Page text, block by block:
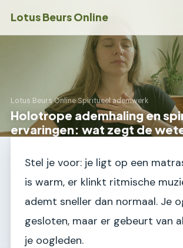
Lotus Beurs Online
Lotus Beurs Online›Spiritueel ademwerk
Holotrope ademhaling en
ervaringen: wat zegt de
Stel je voor: je ligt op een
is warm, er klinkt ritmische
ademt sneller dan normaal. Je
gesloten, maar er gebeurt van
je oogleden.